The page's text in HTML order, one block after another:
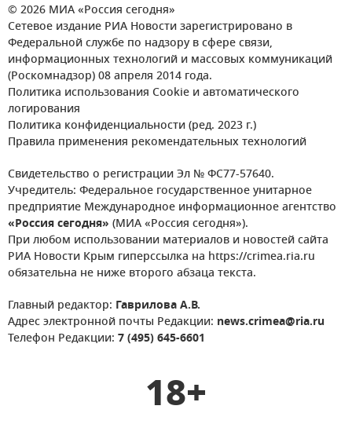
© 2026 МИА «Россия сегодня»
Сетевое издание РИА Новости зарегистрировано в
Федеральной службе по надзору в сфере связи,
информационных технологий и массовых коммуникаций
(Роскомнадзор) 08 апреля 2014 года.
Политика использования Cookie и автоматического
логирования
Политика конфиденциальности (ред. 2023 г.)
Правила применения рекомендательных технологий
Свидетельство о регистрации Эл № ФС77-57640.
Учредитель: Федеральное государственное унитарное
предприятие Международное информационное агентство
«Россия сегодня» (МИА «Россия сегодня»).
При любом использовании материалов и новостей сайта
РИА Новости Крым гиперссылка на https://crimea.ria.ru
обязательна не ниже второго абзаца текста.
Главный редактор: Гаврилова А.В.
Адрес электронной почты Редакции: news.crimea@ria.ru
Телефон Редакции: 7 (495) 645-6601
18+